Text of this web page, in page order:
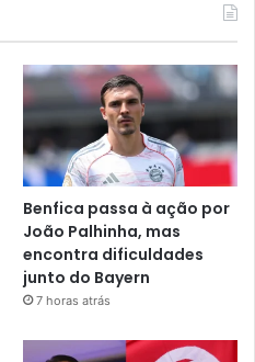
Benfica passa à ação por
João Palhinha, mas
encontra dificuldades
junto do Bayern
7 horas atrás